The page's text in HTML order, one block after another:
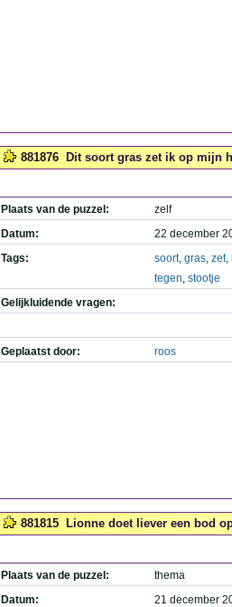
881876 Dit soort gras zet ik op mijn
Plaats van de puzzel:
zelf
Datum:
22 december
Tags:
soort, gras, zet,
tegen, stootje
Gelijkluidende vragen:
Geplaatst door: roos
881815 Lionne doet liever een bod
Plaats van de puzzel:
thema
Datum:
21 december